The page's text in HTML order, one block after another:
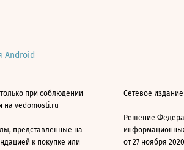
Android
при соблюдении
на vedomosti.ru
представленные на
к покупке или
Сетевое
Решение
от 27 ноября